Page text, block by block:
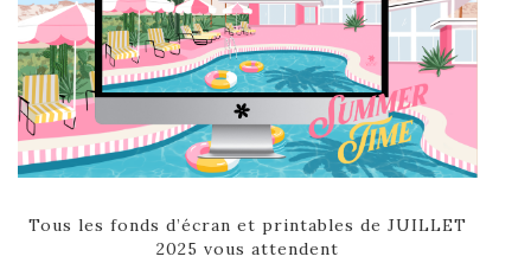
Tous les fonds d’écran et printables de JUILLET
2025 vous attendent